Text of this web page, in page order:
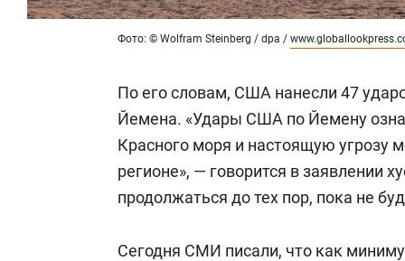
Фото: © Wolfram Steinberg / dpa /
По его словам, США нанесли 47
Йемена. «Удары США по Йемену
Красного моря и настоящую угрозу
регионе», — говорится в заявлении
продолжаться до тех пор, пока не
Сегодня СМИ писали, что как